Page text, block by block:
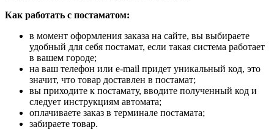
Как работать с постаматом:
в момент оформления заказа на сайте, вы выбираете
удобный для себя постамат, если такая система работает
в вашем городе;
на ваш телефон или e-mail придет уникальный код, это
значит, что товар доставлен в постамат;
вы приходите к постамату, вводите полученный код и
следует инструкциям автомата;
оплачиваете заказ в терминале постамата;
забираете товар.